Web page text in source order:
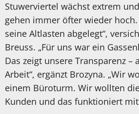
Stuwerviertel wächst extrem
gehen immer öfter wieder
seine Altlasten abgelegt“,
Breuss. „Für uns war ein
Das zeigt unsere Transparenz –
Arbeit“, ergänzt Brozyna. „Wir
einem Büroturm. Wir wollten
Kunden und das funktioniert